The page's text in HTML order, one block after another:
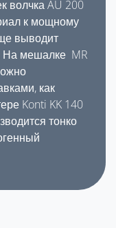
волчка AU 200
к мощному
выводит
На мешалке MR
как
Konti KK 140
тонко